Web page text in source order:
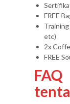
FREE
etc)
2x
FREE
FAQ